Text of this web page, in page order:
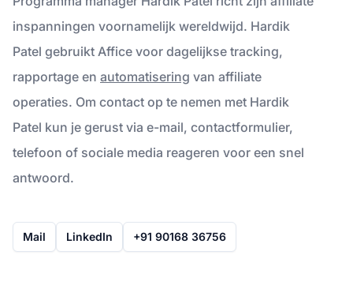
inspanningen voornamelijk wereldwijd. Hardik
Patel gebruikt Affice voor dagelijkse tracking,
rapportage en automatisering van affiliate
operaties. Om contact op te nemen met Hardik
Patel kun je gerust via e-mail, contactformulier,
telefoon of sociale media reageren voor een snel
antwoord.
Mail LinkedIn +91 90168 36756